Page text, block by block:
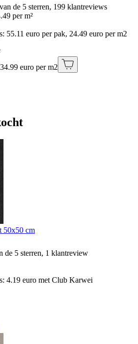
de 5 sterren, 199 klantreviews
per m²
55.11 euro per pak, 24.49 euro per m2
euro per m2
50x50 cm
de 5 sterren, 1 klantreview
4.19 euro met Club Karwei